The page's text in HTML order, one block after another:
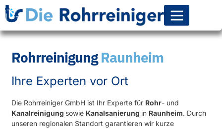
RohrreinigungRaunheim
Ihre Experten vor Ort
Die Rohrreiniger GmbH ist Ihr Experte für Rohr- und
Kanalreinigung sowie Kanalsanierung in Raunheim. Durch
unseren regionalen Standort garantieren wir kurze